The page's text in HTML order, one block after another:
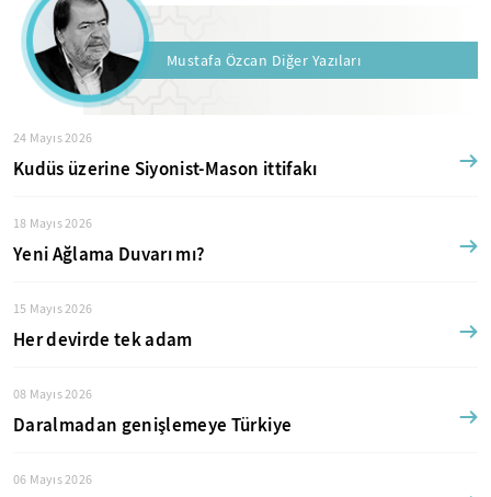
Mustafa Özcan Diğer Yazıları
24 Mayıs 2026
Kudüs üzerine Siyonist-Mason ittifakı
18 Mayıs 2026
Yeni Ağlama Duvarı mı?
15 Mayıs 2026
Her devirde tek adam
08 Mayıs 2026
Daralmadan genişlemeye Türkiye
06 Mayıs 2026